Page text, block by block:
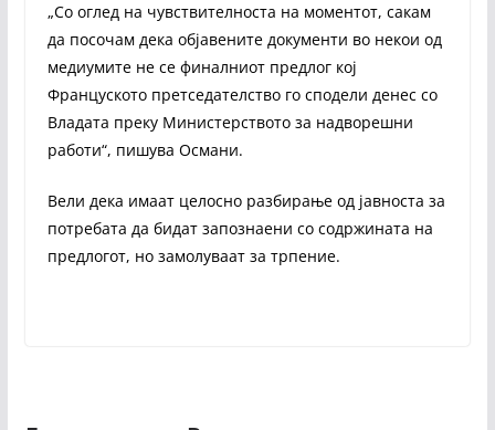
„Со оглед на чувствителноста на моментот, сакам
да посочам дека објавените документи во некои од
медиумите не се финалниот предлог кој
Француското претседателство го сподели денес со
Владата преку Министерството за надворешни
работи“, пишува Османи.
Вели дека имаат целосно разбирање од јавноста за
потребата да бидат запознаени со содржината на
предлогот, но замолуваат за трпение.